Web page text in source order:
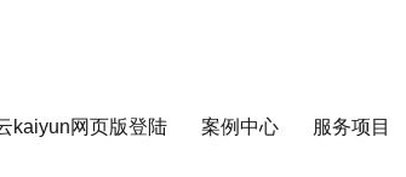
kaiyun网页版登陆 案例中心 服务项目